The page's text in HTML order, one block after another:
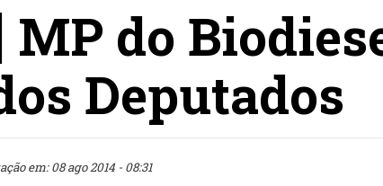
do
Deputados
em: 08 ago 2014 - 08:31